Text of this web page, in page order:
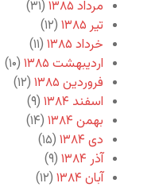
مرداد ۱۳۸۵
(۳۱)
تیر ۱۳۸۵
(۱۲)
خرداد ۱۳۸۵
(۱۱)
اردیبهشت ۱۳۸۵
(۱۰)
فروردین ۱۳۸۵
(۱۲)
اسفند ۱۳۸۴
(۹)
بهمن ۱۳۸۴
(۱۴)
دی ۱۳۸۴
(۱۵)
آذر ۱۳۸۴
(۹)
آبان ۱۳۸۴
(۱۲)